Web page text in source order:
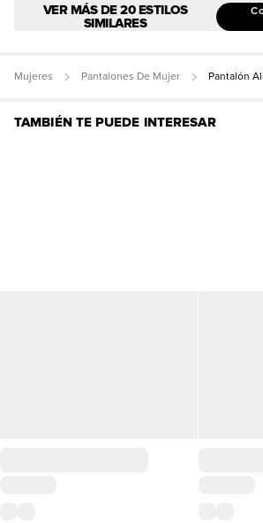
VER MÁS DE 20 ESTILOS
SIMILARES
Mujeres Pantalones De Mujer Pantalón
TAMBIÉN TE PUEDE INTERESAR